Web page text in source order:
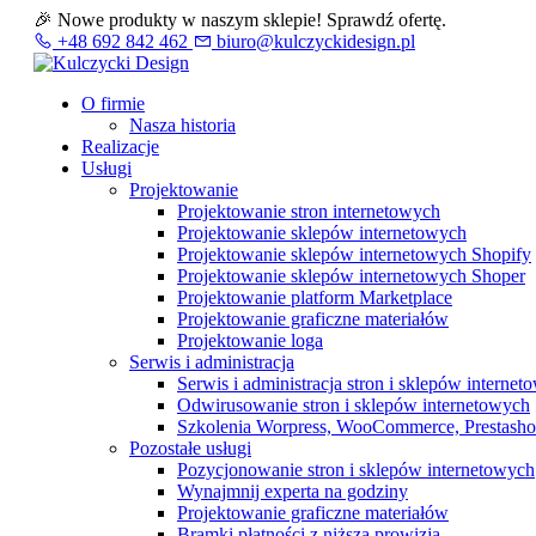
🎉 Nowe produkty w naszym sklepie! Sprawdź ofertę.
+48 692 842 462
biuro@kulczyckidesign.pl
O firmie
Nasza historia
Realizacje
Usługi
Projektowanie
Projektowanie stron internetowych
Projektowanie sklepów internetowych
Projektowanie sklepów internetowych Shopify
Projektowanie sklepów internetowych Shoper
Projektowanie platform Marketplace
Projektowanie graficzne materiałów
Projektowanie loga
Serwis i administracja
Serwis i administracja stron i sklepów
Odwirusowanie stron i sklepów internetowych
Szkolenia Worpress, WooCommerce,
Pozostałe usługi
Pozycjonowanie stron i sklepów internetowych
Wynajmnij experta na godziny
Projektowanie graficzne materiałów